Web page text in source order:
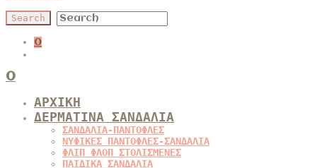
0
0
ΑΡΧΙΚΗ
ΔΕΡΜΑΤΙΝΑ ΣΑΝΔΑΛΙΑ
ΣΑΝΔΑΛΙΑ-ΠΑΝΤΟΦΛΕΣ
ΝΥΦΙΚΕΣ ΠΑΝΤΟΦΛΕΣ-ΣΑΝΔΑΛΙΑ
ΦΛΙΠ ΦΛΟΠ ΣΤΟΛΙΣΜΕΝΕΣ
ΠΑΙΔΙΚΑ ΣΑΝΔΑΛΙΑ